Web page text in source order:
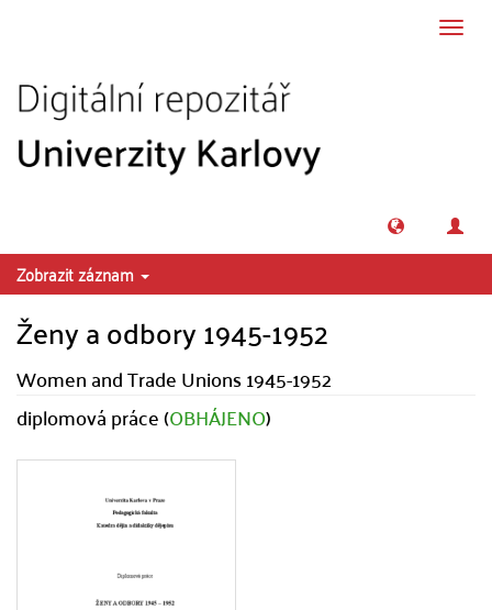
Zobrazit záznam
Ženy a odbory 1945-1952
Women and Trade Unions 1945-1952
diplomová práce (OBHÁJENO)